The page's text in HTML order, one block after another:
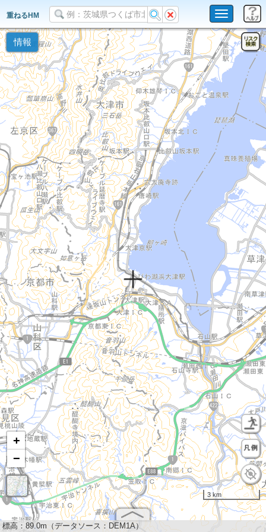
Toggle
navigation
重ねるHM
情報
+
−
3 km
標高： 89.0m（データソース：DEM1A）